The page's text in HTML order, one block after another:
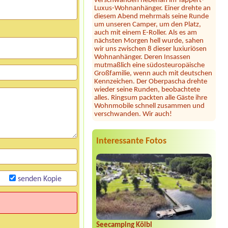
diesem Abend mehrmals seine Runde
um unseren Camper, um den Platz,
auch mit einem E-Roller. Als es am
nächsten Morgen hell wurde, sahen
wir uns zwischen 8 dieser luxiuriösen
Wohnanhänger. Deren Insassen
mutmaßlich eine südosteuropäische
Großfamilie, wenn auch mit deutschen
Kennzeichen. Der Oberpascha drehte
wieder seine Runden, beobachtete
alles. Ringsum packten alle Gäste ihre
Wohnmobile schnell zusammen und
verschwanden. Wir auch!
Julia*****
Liegewiese und tollem Seezugang. Die
sauber. Seit heuer gibt es samstags
Feuerkörbe und Stockbrot am Strand
... unsere Kinder und auch wir
Erwachsene waren begeistert! Hier
fühlt man sich jederzeit willkommen,
wir können diesen Platz nur wärmstens
empfehlen!
Jörg Vopel*****
Interessante Fotos
Seecamping Kölbl
senden Kopie